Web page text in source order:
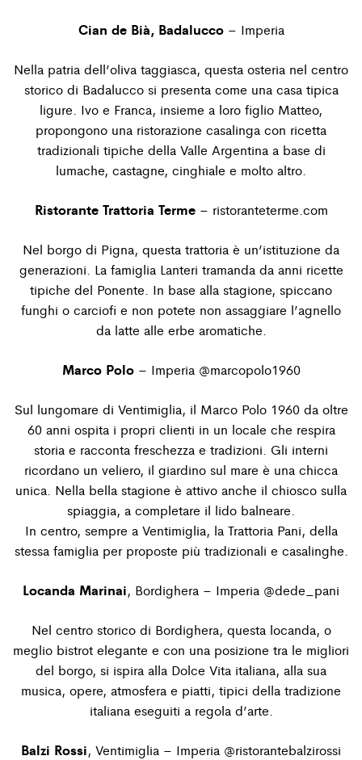
Cian de Bià, Badalucco– Imperia
Nella patria dell’oliva taggiasca, questa osteria nel centro
storico di Badalucco si presenta come una casa tipica
ligure. Ivo e Franca, insieme a loro figlio Matteo,
propongono una ristorazione casalinga con ricetta
tradizionali tipiche della Valle Argentina a base di
lumache, castagne, cinghiale e molto altro.
Ristorante Trattoria Terme– ristoranteterme.com
Nel borgo di Pigna, questa trattoria è un’istituzione da
generazioni. La famiglia Lanteri tramanda da anni ricette
tipiche del Ponente. In base alla stagione, spiccano
funghi o carciofi e non potete non assaggiare l’agnello
da latte alle erbe aromatiche.
Marco Polo– Imperia @marcopolo1960
Sul lungomare di Ventimiglia, il Marco Polo 1960 da oltre
60 anni ospita i propri clienti in un locale che respira
storia e racconta freschezza e tradizioni. Gli interni
ricordano un veliero, il giardino sul mare è una chicca
unica. Nella bella stagione è attivo anche il chiosco sulla
spiaggia, a completare il lido balneare.
In centro, sempre a Ventimiglia, la Trattoria Pani, della
stessa famiglia per proposte più tradizionali e casalinghe.
Locanda Marinai, Bordighera – Imperia @dede_pani
Nel centro storico di Bordighera, questa locanda, o
meglio bistrot elegante e con una posizione tra le migliori
del borgo, si ispira alla Dolce Vita italiana, alla sua
musica, opere, atmosfera e piatti, tipici della tradizione
italiana eseguiti a regola d’arte.
Balzi Rossi, Ventimiglia – Imperia @ristorantebalzirossi